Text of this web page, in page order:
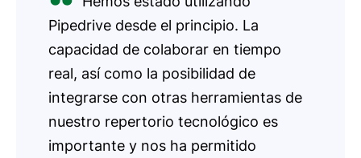
Pipedrive desde el principio. La
capacidad de colaborar en tiempo
real, así como la posibilidad de
integrarse con otras herramientas de
nuestro repertorio tecnológico es
importante y nos ha permitido